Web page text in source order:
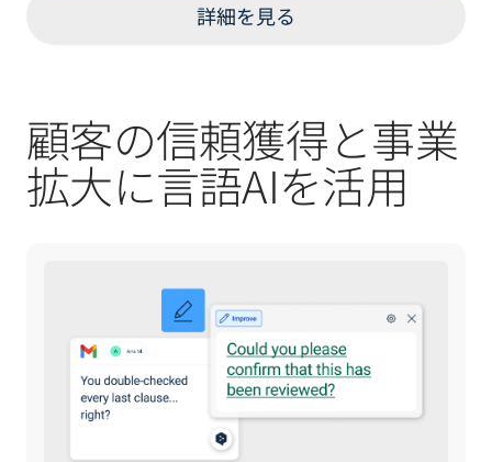
詳細を見る
顧客の信頼獲得と事業
拡大に言語AIを活用